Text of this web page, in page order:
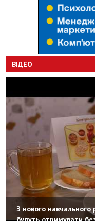
ВІДЕО
З нового навчального